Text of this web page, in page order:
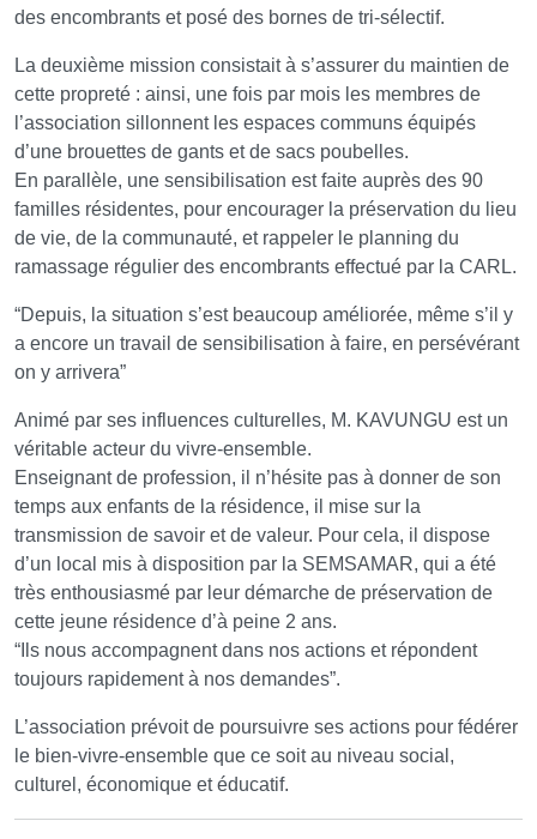
des encombrants et posé des bornes de tri-sélectif.
La deuxième mission consistait à s’assurer du maintien de
cette propreté : ainsi, une fois par mois les membres de
l’association sillonnent les espaces communs équipés
d’une brouettes de gants et de sacs poubelles.
En parallèle, une sensibilisation est faite auprès des 90
familles résidentes, pour encourager la préservation du lieu
de vie, de la communauté, et rappeler le planning du
ramassage régulier des encombrants effectué par la CARL.
“Depuis, la situation s’est beaucoup améliorée, même s’il y
a encore un travail de sensibilisation à faire, en persévérant
on y arrivera”
Animé par ses influences culturelles, M. KAVUNGU est un
véritable acteur du vivre-ensemble.
Enseignant de profession, il n’hésite pas à donner de son
temps aux enfants de la résidence, il mise sur la
transmission de savoir et de valeur. Pour cela, il dispose
d’un local mis à disposition par la SEMSAMAR, qui a été
très enthousiasmé par leur démarche de préservation de
cette jeune résidence d’à peine 2 ans.
“Ils nous accompagnent dans nos actions et répondent
toujours rapidement à nos demandes”.
L’association prévoit de poursuivre ses actions pour fédérer
le bien-vivre-ensemble que ce soit au niveau social,
culturel, économique et éducatif.